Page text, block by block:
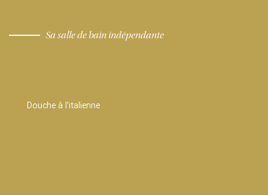
Sa salle de bain indépendante
Douche à l’italienne